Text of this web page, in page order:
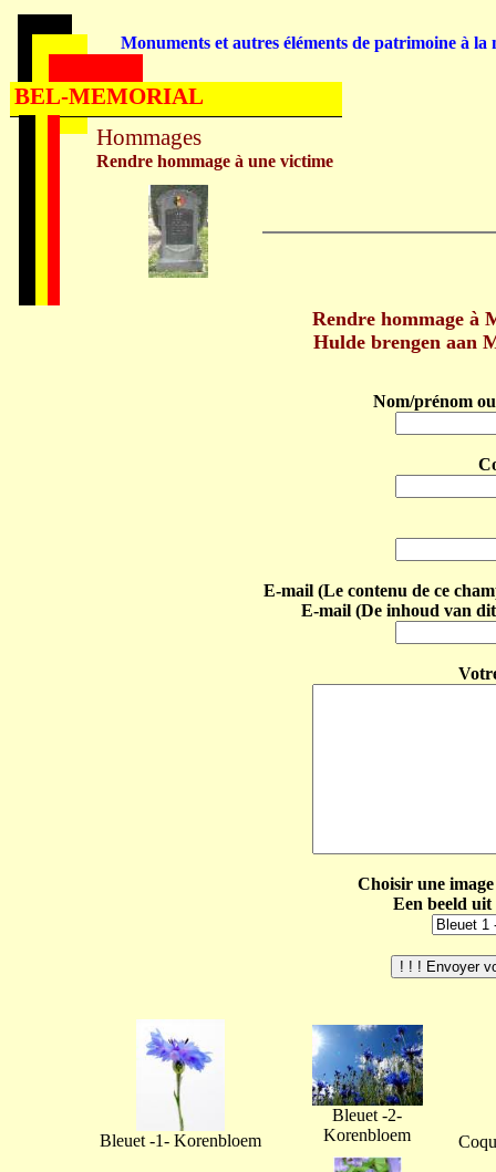
Rendre hommage à
Hulde brengen aan
Nom/prénom
E-mail (Le contenu de ce
E-mail (De inhoud van
Choisir une
Een beeld
Bleuet -1- Korenbloem
Bleuet -2-
Korenbloem
Hommages
Rendre hommage à une victime
Monuments et autres éléments de patrimoine à la
BEL-MEMORIAL